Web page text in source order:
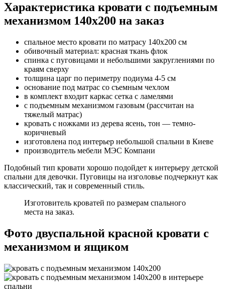
Характеристика кровати с подъемным
механизмом 140х200 на заказ
спальное место кровати по матрасу 140х200 см
обивочный материал: красная ткань флок
спинка с пуговицами и небольшими закруглениями по
краям сверху
толщина царг по периметру подиума 4-5 см
основание под матрас со съемным чехлом
в комплект входит каркас сетка с ламелями
с подъемным механизмом газовым (рассчитан на
тяжелый матрас)
кровать с ножками из дерева ясень, тон — темно-
коричневый
изготовлена под интерьер небольшой спальни в Киеве
производитель мебели МЭС Компани
Подобный тип кровати хорошо подойдет к интерьеру детской
спальни для девочки. Пуговицы на изголовье подчеркнут как
классический, так и современный стиль.
Изготовитель кроватей по размерам спального
места на заказ.
Фото двуспальной красной кровати с
механизмом и ящиком